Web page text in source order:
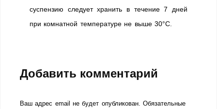
суспензию следует хранить в течение 7 дней
при комнатной температуре не выше 30°С.
Добавить комментарий
Ваш адрес email не будет опубликован. Обязательные